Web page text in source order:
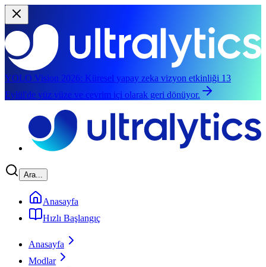
YOLO Vision 2026: Küresel yapay zeka vizyon etkinliği 13
Eylül'de yüz yüze ve çevrim içi olarak geri dönüyor.
Ara...
Anasayfa
Hızlı Başlangıç
Anasayfa
Modlar